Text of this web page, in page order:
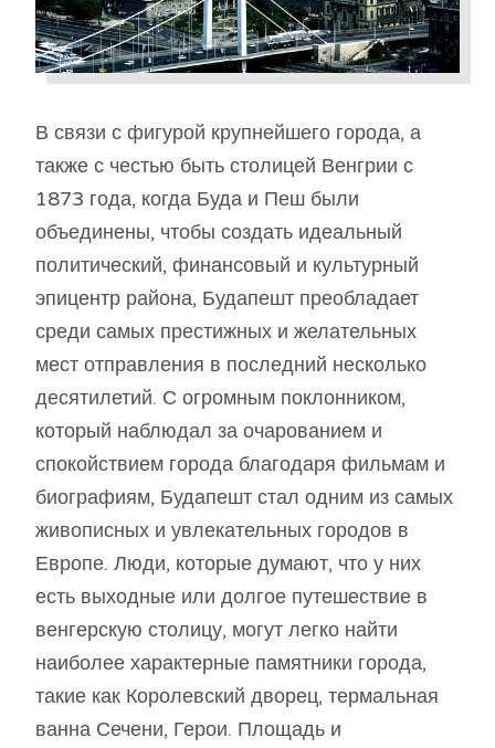
В связи с фигурой крупнейшего города, а
также с честью быть столицей Венгрии с
1873 года, когда Буда и Пеш были
объединены, чтобы создать идеальный
политический, финансовый и культурный
эпицентр района, Будапешт преобладает
среди самых престижных и желательных
мест отправления в последний несколько
десятилетий. С огромным поклонником,
который наблюдал за очарованием и
спокойствием города благодаря фильмам и
биографиям, Будапешт стал одним из самых
живописных и увлекательных городов в
Европе. Люди, которые думают, что у них
есть выходные или долгое путешествие в
венгерскую столицу, могут легко найти
наиболее характерные памятники города,
такие как Королевский дворец, термальная
ванна Сечени, Герои. Площадь и